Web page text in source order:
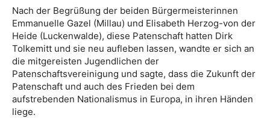
Nach der Begrüßung der beiden Bürgermeisterinnen
Emmanuelle Gazel (Millau) und Elisabeth Herzog-von der
Heide (Luckenwalde), diese Patenschaft hatten Dirk
Tolkemitt und sie neu aufleben lassen, wandte er sich an
die mitgereisten Jugendlichen der
Patenschaftsvereinigung und sagte, dass die Zukunft der
Patenschaft und auch des Frieden bei dem
aufstrebenden Nationalismus in Europa, in ihren Händen
liege.